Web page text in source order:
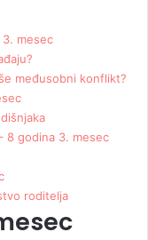
3. mesec
međusobni konflikt?
8 godina 3. mesec
roditelja